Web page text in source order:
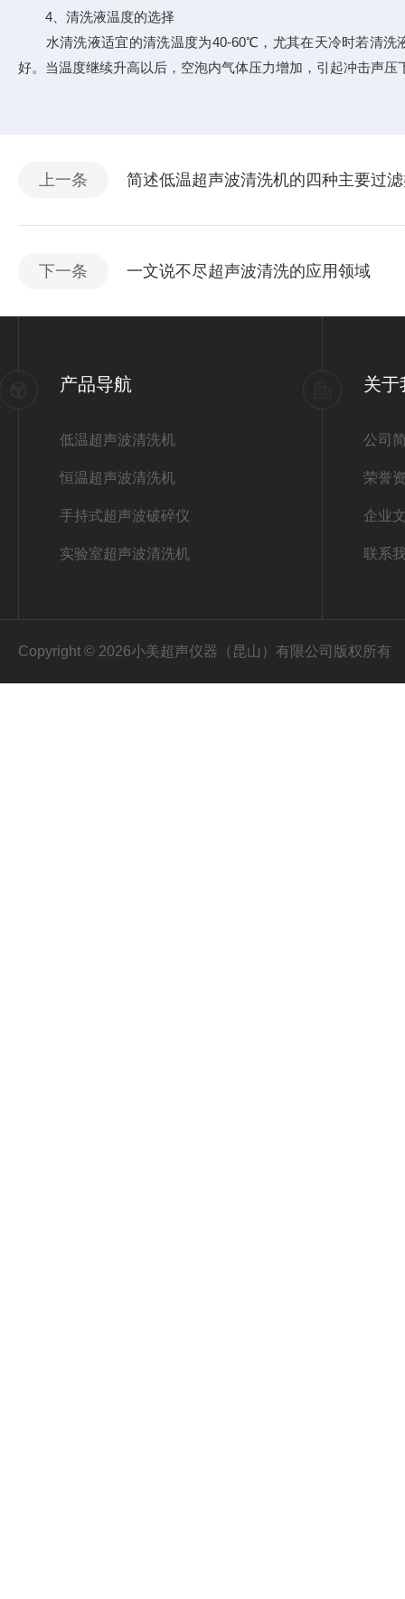
4、清洗液温度的选择
水清洗液适宜的清洗温度为40-60℃，尤其在天冷时若清洗
好。当温度继续升高以后，空泡内气体压力增加，引起冲击声
上一条 简述低温超声波清洗机的四种主要过
下一条 一文说不尽超声波清洗的应用领域
产品导航
低温超声波清洗机
恒温超声波清洗机
手持式超声波破碎仪
实验室超声波清洗机
关于
公司
荣誉
企业
联系
Copyright © 2026小美超声仪器（昆山）有限公司版权所有